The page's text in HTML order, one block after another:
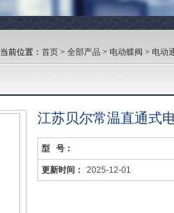
当前位置： 首页 > 全部产品 > 电动蝶阀 > 电动
江苏贝尔常温直通式
型 号：
更新时间： 2025-12-01